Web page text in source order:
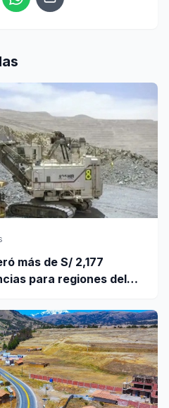
más de S/ 2,177
para regiones del